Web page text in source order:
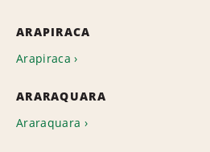
ARAPIRACA
Arapiraca
ARARAQUARA
Araraquara